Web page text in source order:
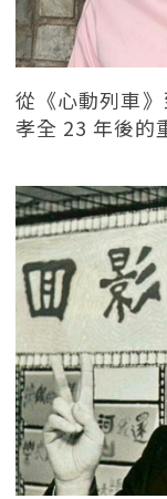
從《心動列車
孝全 23 年後的